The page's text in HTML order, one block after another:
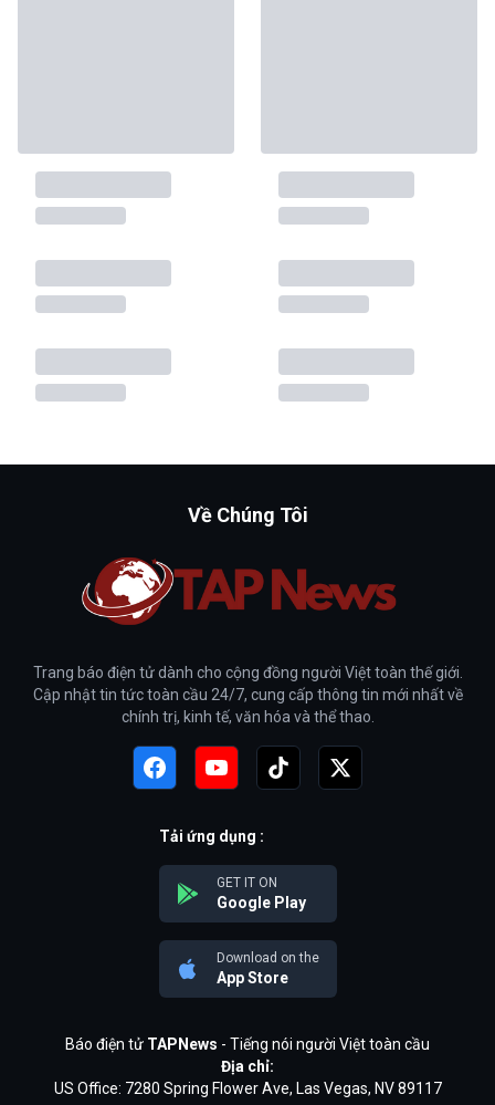
Về Chúng Tôi
Trang báo điện tử dành cho cộng đồng người Việt toàn thế giới.
Cập nhật tin tức toàn cầu 24/7, cung cấp thông tin mới nhất về
chính trị, kinh tế, văn hóa và thể thao.
Tải ứng dụng :
GET IT ON
Google Play
Download on the
App Store
Báo điện tử TAPNews - Tiếng nói người Việt toàn cầu
Địa chỉ:
US Office: 7280 Spring Flower Ave, Las Vegas, NV 89117